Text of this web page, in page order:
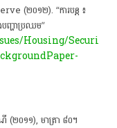
(២០១២). “ការបន្ត ៖
ញ្ហាប្រឈម”
Housing/Securi
េណី (២០១១), មាត្រា ៨០។